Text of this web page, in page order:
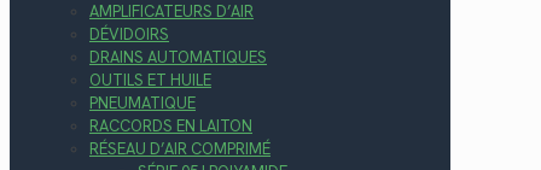
AMPLIFICATEURS D’AIR
DÉVIDOIRS
DRAINS AUTOMATIQUES
OUTILS ET HUILE
PNEUMATIQUE
RACCORDS EN LAITON
RÉSEAU D’AIR COMPRIMÉ